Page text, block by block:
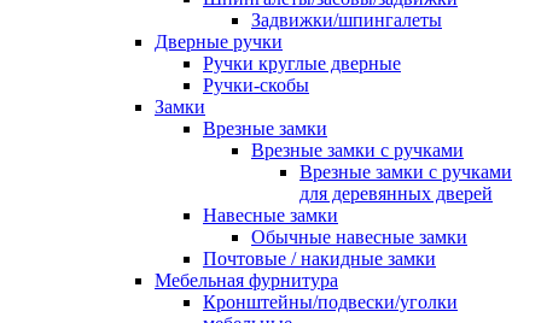
Задвижки/шпингалеты
Дверные ручки
Ручки круглые дверные
Ручки-скобы
Замки
Врезные замки
Врезные замки с ручками
Врезные замки с ручками
для деревянных дверей
Навесные замки
Обычные навесные замки
Почтовые / накидные замки
Мебельная фурнитура
Кронштейны/подвески/уголки